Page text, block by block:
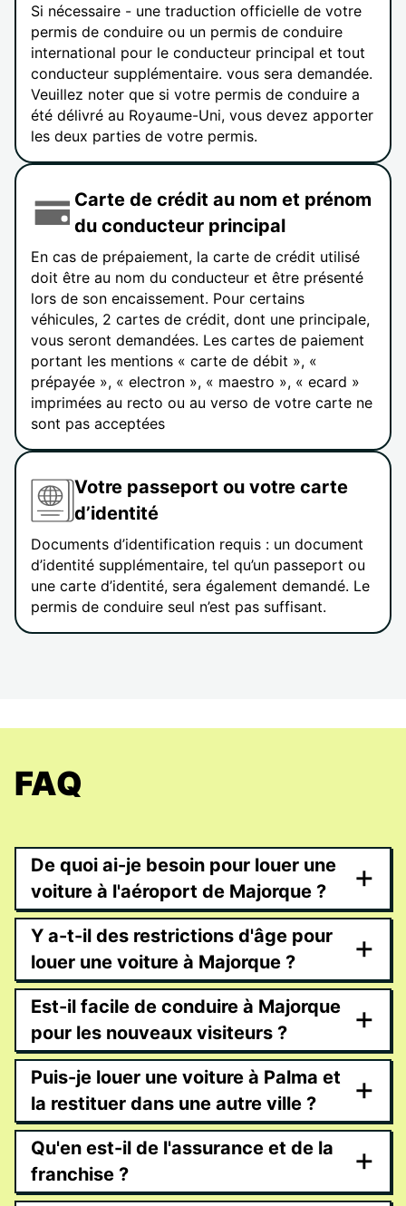
Si nécessaire - une traduction officielle de votre
permis de conduire ou un permis de conduire
international pour le conducteur principal et tout
conducteur supplémentaire. vous sera demandée.
Veuillez noter que si votre permis de conduire a
été délivré au Royaume-Uni, vous devez apporter
les deux parties de votre permis.
Carte de crédit au nom et prénom
du conducteur principal
En cas de prépaiement, la carte de crédit utilisé
doit être au nom du conducteur et être présenté
lors de son encaissement. Pour certains
véhicules, 2 cartes de crédit, dont une principale,
vous seront demandées. Les cartes de paiement
portant les mentions « carte de débit », «
prépayée », « electron », « maestro », « ecard »
imprimées au recto ou au verso de votre carte ne
sont pas acceptées
Votre passeport ou votre carte
d’identité
Documents d’identification requis : un document
d’identité supplémentaire, tel qu’un passeport ou
une carte d’identité, sera également demandé. Le
permis de conduire seul n’est pas suffisant.
FAQ
De quoi ai-je besoin pour louer une
voiture à l'aéroport de Majorque ?
+
Y a-t-il des restrictions d'âge pour
louer une voiture à Majorque ?
+
Est-il facile de conduire à Majorque
pour les nouveaux visiteurs ?
+
Puis-je louer une voiture à Palma et
la restituer dans une autre ville ?
+
Qu'en est-il de l'assurance et de la
franchise ?
+